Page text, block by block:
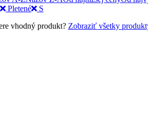
Pletené
S
vhodný produkt? Zobraziť všetky